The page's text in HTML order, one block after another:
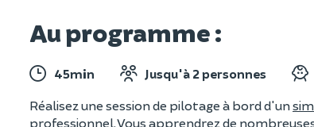
Au programme :
45min Jusqu'à 2 personnes
Réalisez une session de pilotage à bord d'un
professionnel. Vous apprendrez de